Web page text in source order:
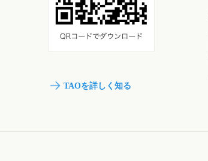
TAOを詳しく知る